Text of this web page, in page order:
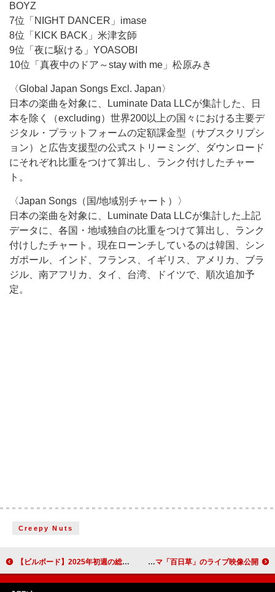
BOYZ
7位「NIGHT DANCER」imase
8位「KICK BACK」米津玄師
9位「夜に駆ける」YOASOBI
10位「真夜中のドア～stay with me」松原みき
〈Global Japan Songs Excl. Japan〉
日本の楽曲を対象に、Luminate Data LLCが集計した、日
本を除く（excluding）世界200以上の国々における主要デ
ジタル・プラットフォームの定額課金型（サブスクリプシ
ョン）と広告支援型の公式ストリーミング、ダウンロード
にそれぞれ比重をつけて算出し、ランク付けしたチャー
ト。
〈Japan Songs（国/地域別チャート）〉
日本の楽曲を対象に、Luminate Data LLCが集計した上記
データに、各国・地域独自の比重をつけて算出し、ランク
付けしたチャート。現在ローンチしているのは韓国、シン
ガポール、インド、フランス、イギリス、アメリカ、ブラ
ジル、南アフリカ、タイ、台湾、ドイツで、順次追加予
定。
Creepy Nuts
【ビルボード】2025年初週の総合アルバムはMrs. GREEN APPLEが1、2位を制覇 Vaundyも2作品チャートイン CENT（セントチヒロ・チッチ）、アニメ『RINGING FATE』EDテーマ「百日草」のライブ映像公開